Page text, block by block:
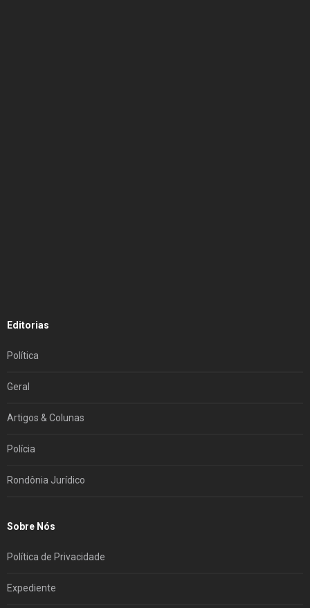
Editorias
Política
Geral
Artigos & Colunas
Polícia
Rondônia Jurídico
Sobre Nós
Política de Privacidade
Expediente